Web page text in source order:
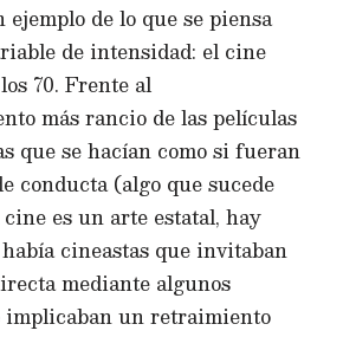
ejemplo de lo que se piensa
de intensidad: el cine
70. Frente al
más rancio de las películas
que se hacían como si fueran
conducta (algo que sucede
cine es un arte estatal, hay
cineastas que invitaban
mediante algunos
implicaban un retraimiento